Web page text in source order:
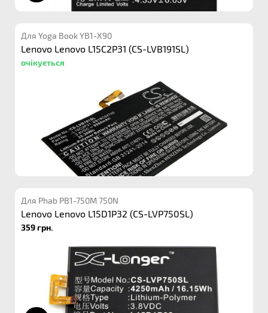
Для Yoga Book YB1-X90
Lenovo Lenovo L15C2P31 (CS-LVB191SL)
очікується
Для Phab PB1-750M 750N
Lenovo Lenovo L15D1P32 (CS-LVP750SL)
359 грн.